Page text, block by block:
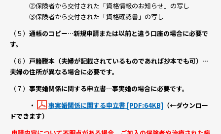
②保険者から交付された「資格情報のお知らせ」の写し
③保険者から交付された「資格確認書」の写し
（５） 通帳のコピー…新規申請または以前と違う口座の場合に必要で
す。
（６） 戸籍謄本（夫婦が記載されているものであれば抄本でも可）…
夫婦の住所が異なる場合に必要です。
（７） 事実婚関係に関する申立書…事実婚の場合に必要です。
・
事実婚関係に関する申立書 [PDF:64KB] （←ダウンロー
ドできます）